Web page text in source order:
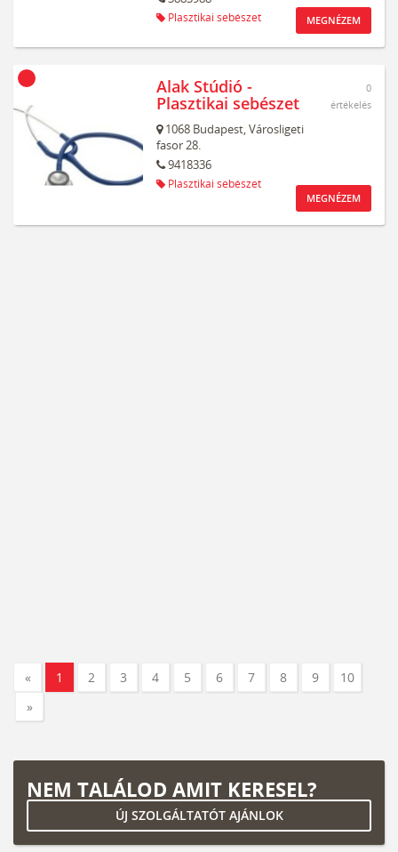
Plasztikai sebészet MEGNÉZEM
Alak Stúdió -
Plasztikai sebészet
1068 Budapest,Városligeti
fasor 28.
9418336
Plasztikai sebészet
0
értékelés
MEGNÉZEM
« 1 2 3 4 5 6 7 8 9
10
»
NEM TALÁLOD AMIT KERESEL?
ÚJ SZOLGÁLTATÓT AJÁNLOK